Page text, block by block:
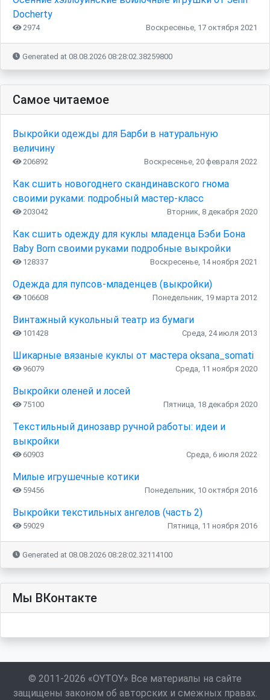
Docherty
2974 Воскресенье, 17 октября 2021
Generated at 08.08.2026 08:28:02.38259800
Самое читаемое
Выкройки одежды для Барби в натуральную
величину
206892 Воскресенье, 20 февраля 2022
Как сшить новогоднего скандинавского гнома
своими руками: подробный мастер-класс
203042 Вторник, 8 декабря 2020
Как сшить одежду для куклы младенца Бэби Бона
Baby Born своими руками подробные выкройки
128337 Воскресенье, 14 ноября 2021
Одежда для пупсов-младенцев (выкройки)
106608 Понедельник, 19 марта 2012
Винтажный кукольный театр из бумаги
101428 Среда, 24 июля 2013
Шикарные вязаные куклы от мастера oksana_somati
96079 Среда, 11 ноября 2020
Выкройки оленей и лосей
75100 Пятница, 18 декабря 2020
Текстильный динозавр ручной работы: идеи и
выкройки
60903 Среда, 6 июля 2022
Милые игрушечные котики
59456 Понедельник, 10 октября 2016
Выкройки текстильных ангелов (часть 2)
59029 Пятница, 11 ноября 2016
Generated at 08.08.2026 08:28:02.32114100
Мы ВКонтакте
© 2011-2026 «OYTOY» Все материалы на сайте
защищены законом об авторских и смежных правах.